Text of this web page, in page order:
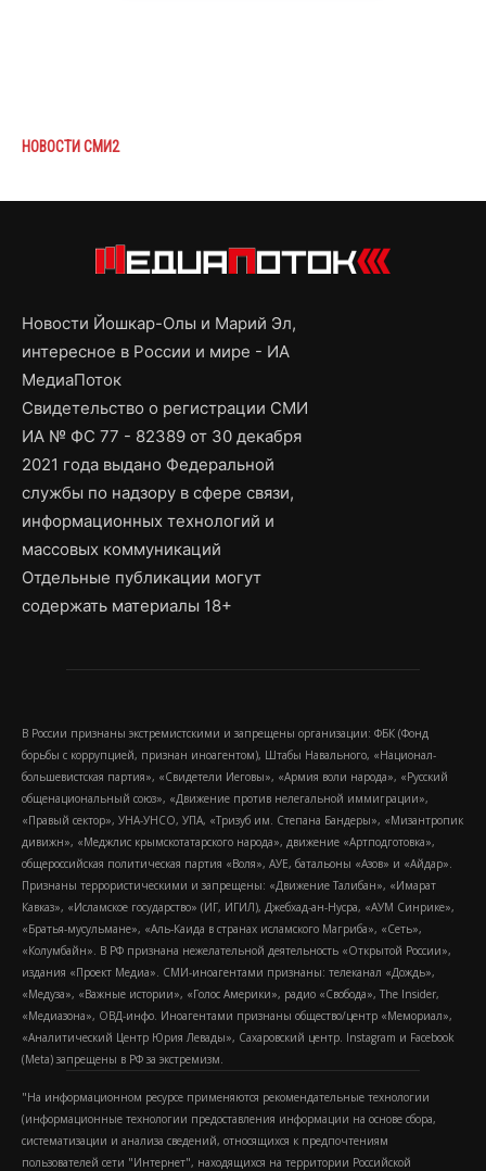
НОВОСТИ СМИ2
Новости Йошкар-Олы и Марий Эл,
интересное в России и мире - ИА
МедиаПоток
Свидетельство о регистрации СМИ
ИА № ФС 77 - 82389 от 30 декабря
2021 года выдано Федеральной
службы по надзору в сфере связи,
информационных технологий и
массовых коммуникаций
Отдельные публикации могут
содержать материалы 18+
В России признаны экстремистскими и запрещены организации: ФБК (Фонд
борьбы с коррупцией, признан иноагентом), Штабы Навального, «Национал-
большевистская партия», «Свидетели Иеговы», «Армия воли народа», «Русский
общенациональный союз», «Движение против нелегальной иммиграции»,
«Правый сектор», УНА-УНСО, УПА, «Тризуб им. Степана Бандеры», «Мизантропик
дивижн», «Меджлис крымскотатарского народа», движение «Артподготовка»,
общероссийская политическая партия «Воля», АУЕ, батальоны «Азов» и «Айдар».
Признаны террористическими и запрещены: «Движение Талибан», «Имарат
Кавказ», «Исламское государство» (ИГ, ИГИЛ), Джебхад-ан-Нусра, «АУМ Синрике»,
«Братья-мусульмане», «Аль-Каида в странах исламского Магриба», «Сеть»,
«Колумбайн». В РФ признана нежелательной деятельность «Открытой России»,
издания «Проект Медиа». СМИ-иноагентами признаны: телеканал «Дождь»,
«Медуза», «Важные истории», «Голос Америки», радио «Свобода», The Insider,
«Медиазона», ОВД-инфо. Иноагентами признаны общество/центр «Мемориал»,
«Аналитический Центр Юрия Левады», Сахаровский центр. Instagram и Facebook
(Metа) запрещены в РФ за экстремизм.
"На информационном ресурсе применяются рекомендательные технологии
(информационные технологии предоставления информации на основе сбора,
систематизации и анализа сведений, относящихся к предпочтениям
пользователей сети "Интернет", находящихся на территории Российской